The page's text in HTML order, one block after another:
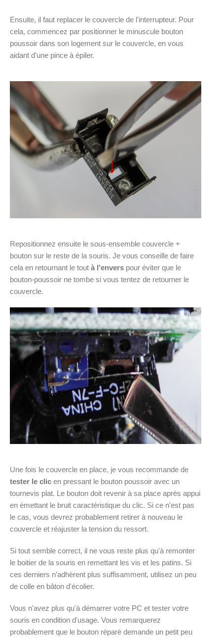
Ensuite, il faut replacer le couvercle de l'interrupteur. Pour
cela, commencez par positionner le minuscule bouton
poussoir dans son logement sur le couvercle, en vous
aidant d'une pince à épiler.
Repositionnez ensuite le sous-ensemble couvercle +
bouton sur le reste de la souris. Je vous conseille de faire
cela en retournant le tout à l'envers pour éviter que le
bouton-poussoir ne tombe si vous tentez de retourner le
couvercle.
Une fois le couvercle en place, je vous recommande de
tester le clic en pressant le bouton poussoir avec un
tournevis plat. Le bouton doit revenir à sa place après appui
en émettant le bruit caractéristique du clic. Si ce n'est pas
le cas, vous devrez probablement retirer à nouveau le
couvercle et réajuster la tension du ressort.
Si tout semble correct, il ne vous reste plus qu'à remonter
le boitier de la souris en remettant les vis et les patins. Si
ces derniers n’adhèrent plus suffisamment, utilisez un peu
de colle en bâton d'écolier.
Vous n'avez plus qu'à démarrer votre PC et tester votre
souris en condition d'usage. Vous remarquerez
probablement que le bouton réparé demande un petit peu